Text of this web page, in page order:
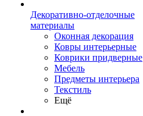
Декоративно-отделочные
материалы
Оконная декорация
Ковры интерьерные
Коврики придверные
Мебель
Предметы интерьера
Текстиль
Ещё